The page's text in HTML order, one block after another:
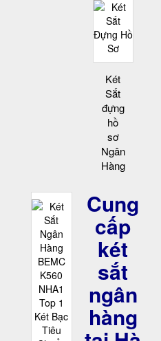
Két
Sắt
đựng
hồ
sơ
Ngân
Hàng
Cung
cấp
két
sắt
ngân
hàng